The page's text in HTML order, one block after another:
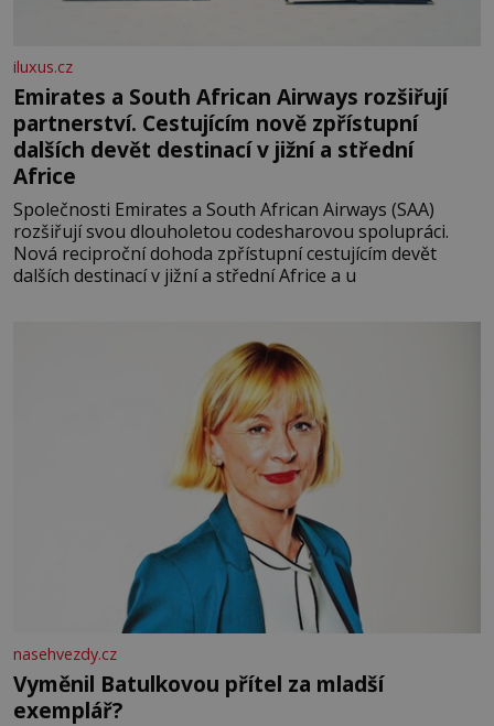
iluxus.cz
Emirates a South African Airways rozšiřují
partnerství. Cestujícím nově zpřístupní
dalších devět destinací v jižní a střední
Africe
Společnosti Emirates a South African Airways (SAA)
rozšiřují svou dlouholetou codesharovou spolupráci.
Nová reciproční dohoda zpřístupní cestujícím devět
dalších destinací v jižní a střední Africe a u
nasehvezdy.cz
Vyměnil Batulkovou přítel za mladší
exemplář?